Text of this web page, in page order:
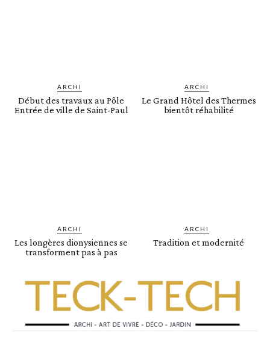
ARCHI
Début des travaux au Pôle
Entrée de ville de Saint-Paul
ARCHI
Le Grand Hôtel des Thermes
bientôt réhabilité
ARCHI
Les longères dionysiennes se
transforment pas à pas
ARCHI
Tradition et modernité